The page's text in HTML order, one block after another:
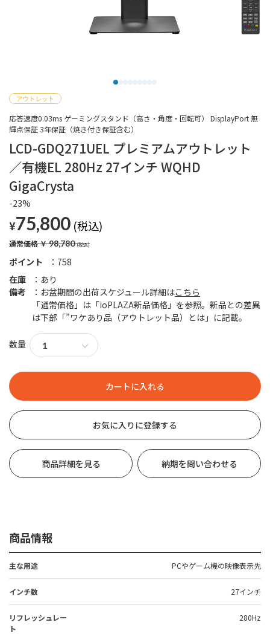
LCD-GDQ271UEL プレミアムアウトレット
／有機EL 280Hz 27インチ WQHD
GigaCrysta
応答速度0.03ms ゲーミングスタンド（高さ・角度・回転可） DisplayPort 無
輝点保証 3年保証（焼き付き保証含む）
-23%
¥75,800
通常価格￥98,780
ポイント
758
在庫
あり
備考
お盆期間の出荷スケジュール詳細はこちら
「通常価格」は「ioPLAZA新品価格」を参照。新品との差異
は下部「”ワケあり品（アウトレット品）とは」に記載。
数量
お気に入りに登録する
商品詳細を見る 納期を問い合わせる
商品情報
主な用途 PCやゲーム機の映像表示先
インチ数 27インチ
リフレッシュレー
ト
280Hz